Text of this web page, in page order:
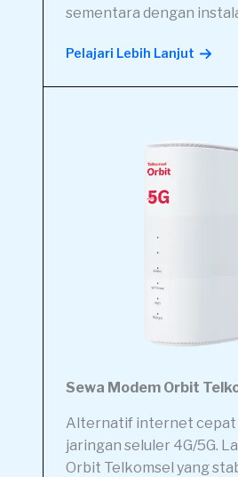
sementara dengan
Pelajari Lebih Lanjut
Sewa Modem Orbit
Alternatif internet cepat
jaringan seluler 4G/5G.
Orbit Telkomsel yang